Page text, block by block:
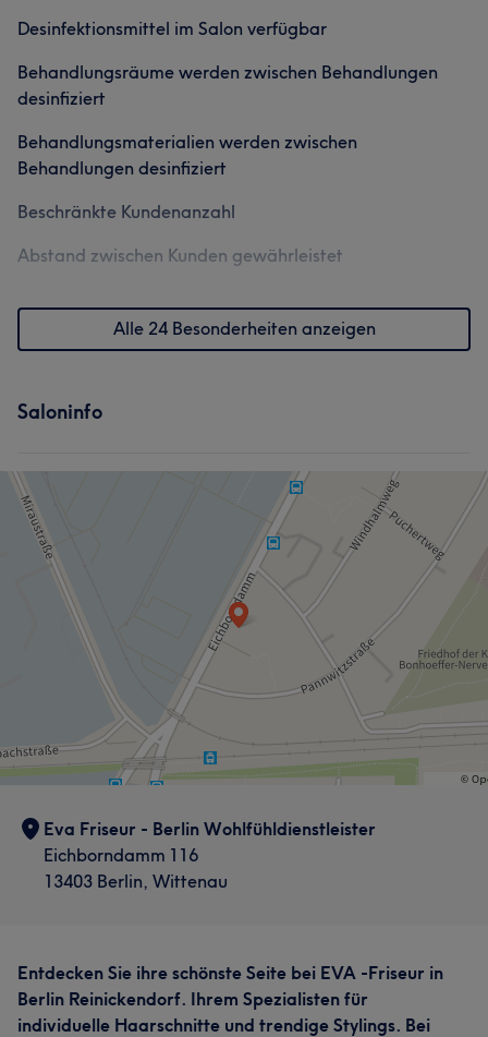
Desinfektionsmittel im Salon verfügbar
Behandlungsräume werden zwischen Behandlungen
desinfiziert
Behandlungsmaterialien werden zwischen
Behandlungen desinfiziert
Beschränkte Kundenanzahl
Abstand zwischen Kunden gewährleistet
Alle 24 Besonderheiten anzeigen
Saloninfo
Eva Friseur - Berlin Wohlfühldienstleister
Eichborndamm 116
13403 Berlin, Wittenau
Entdecken Sie ihre schönste Seite bei EVA -Friseur in
Berlin Reinickendorf. Ihrem Spezialisten für
individuelle Haarschnitte und trendige Stylings. Bei